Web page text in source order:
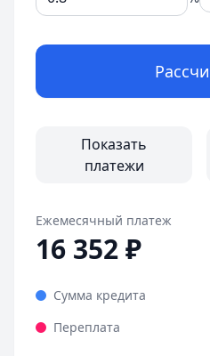
Показать
платежи
Ежемесячный платеж
16 352₽
Сумма кредита
Переплата